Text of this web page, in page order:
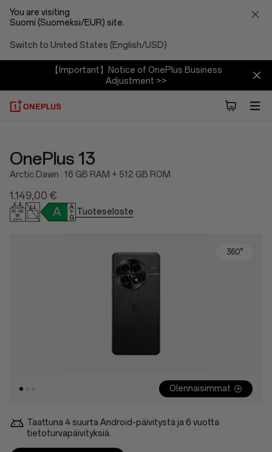
You are visiting
Suomi (Suomeksi/EUR) site.
Switch to United States (English/USD)
【Important】Notice of OnePlus Business
Adjustment >>
OnePlus 13
Arctic Dawn 16 GB RAM + 512 GB ROM
1.149,00 €
Tuoteseloste
Olennaisimmat
360°
Taattuna 4 suurta Android-päivitystä ja 6 vuotta
tietoturvapäivityksiä.